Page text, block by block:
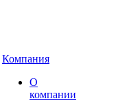
Компания
О
компании